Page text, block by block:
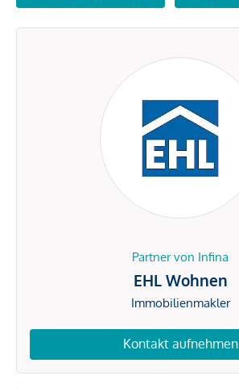
Partner von Infina
EHL Wohnen
Immobilienmakler
Kontakt aufnehmen